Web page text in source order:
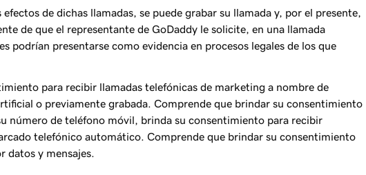
de dichas llamadas, se puede grabar su llamada y, por el presente,
de que el representante de GoDaddy le solicite, en una llamada
podrían presentarse como evidencia en procesos legales de los que
para recibir llamadas telefónicas de marketing a nombre de
o previamente grabada. Comprende que brindar su consentimiento
número de teléfono móvil, brinda su consentimiento para recibir
telefónico automático. Comprende que brindar su consentimiento
datos y mensajes.